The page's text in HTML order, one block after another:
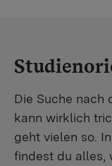
Die Suche nach
kann wirklich
geht vielen so.
findest du alles,